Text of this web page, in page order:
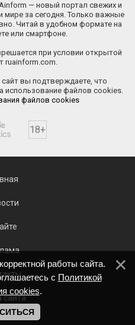
— новый портал свежих и
мире за сегодня. Только важные
Читай в удобном формате на
или смартфоне.
при условии открытой
ruainform.com.
вы подтверждаете, что
использование файлов cookies.
файлов cookies
18+
сайта
работы сайта.
с Политикой
cookies.